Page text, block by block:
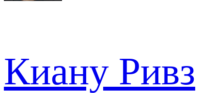
Киану Ривз